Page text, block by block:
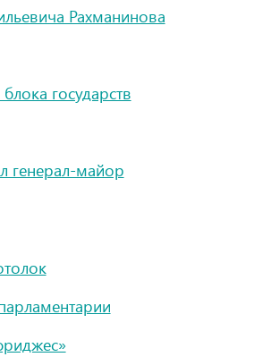
Рахманинова
государств
генерал-майор